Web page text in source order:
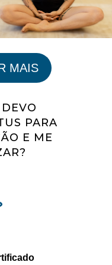
MAIS
PARA
E ME